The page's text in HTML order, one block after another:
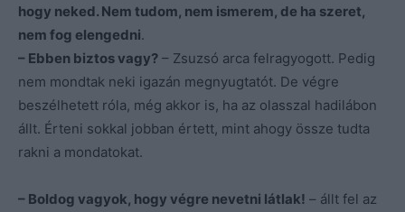
hogy neked. Nem tudom, nem ismerem, de ha szeret,
nem fog elengedni.
– Ebben biztos vagy? – Zsuzsó arca felragyogott. Pedig
nem mondtak neki igazán megnyugtatót. De végre
beszélhetett róla, még akkor is, ha az olasszal hadilábon
állt. Érteni sokkal jobban értett, mint ahogy össze tudta
rakni a mondatokat.
– Boldog vagyok, hogy végre nevetni látlak! – állt fel az